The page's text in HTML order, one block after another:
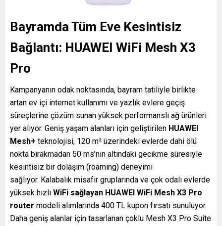
Bayramda Tüm Eve Kesintisiz
Bağlantı: HUAWEI WiFi Mesh X3
Pro
Kampanyanın odak noktasında, bayram tatiliyle birlikte
artan ev içi internet kullanımı ve yazlık evlere geçiş
süreçlerine çözüm sunan yüksek performanslı ağ ürünleri
yer alıyor. Geniş yaşam alanları için geliştirilen HUAWEI
Mesh+ teknolojisi, 120 m² üzerindeki evlerde dahi ölü
nokta bırakmadan 50 ms’nin altındaki gecikme süresiyle
kesintisiz bir dolaşım (roaming) deneyimi
sağlıyor. Kalabalık misafir gruplarında ve çok odalı evlerde
yüksek hızlı WiFi sağlayan HUAWEI WiFi Mesh X3 Pro
router modeli alımlarında 400 TL kupon fırsatı sunuluyor.
Daha geniş alanlar için tasarlanan çoklu Mesh X3 Pro Suite